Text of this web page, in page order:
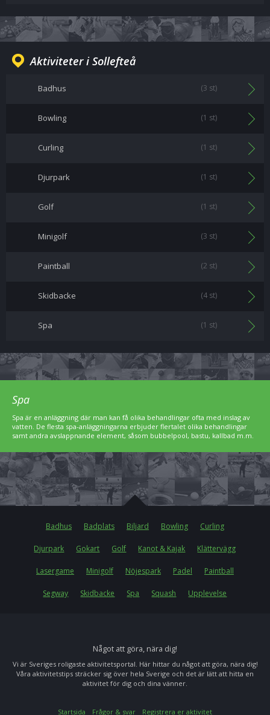
Aktiviteter i Sollefteå
Badhus (3 st)
Bowling (1 st)
Curling (1 st)
Djurpark (1 st)
Golf (1 st)
Minigolf (3 st)
Paintball (2 st)
Skidbacke (4 st)
Spa (1 st)
Spa
Spa är en anläggning där man kan få olika behandlingar ofta med inslag av
vatten. De flesta spa-anläggningarna erbjuder flertalet olika behandlingar
samt andra avslappnande element, såsom bubbelpool, bastu, kallbad m.m.
Badhus Badplats Biljard Bowling Curling
Djurpark Gokart Golf Kanot & Kajak Klättervägg
Lasergame Minigolf Nöjespark Padel Paintball
Segway Skidbacke Spa Squash Upplevelse
Något att göra, nära dig!
Vi är Sveriges roligaste aktivitetsportal. Här hittar du något att göra, nära dig!
Våra aktivitetstips sträcker sig över hela Sverige och det är lätt att hitta en
aktivitet för dig och dina vänner.
Startsida Frågor & svar Registrera er aktivitet